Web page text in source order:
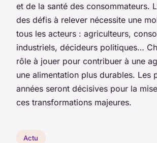
et de la santé des consommateurs.
des défis à relever nécessite une
tous les acteurs : agriculteurs,
industriels, décideurs politiques…
rôle à jouer pour contribuer à une
une alimentation plus durables. Les
années seront décisives pour la
ces transformations majeures.
Actu